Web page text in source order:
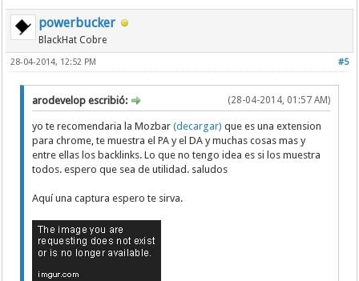
powerbucker
BlackHat Cobre
#5
28-04-2014, 12:52 PM
(28-04-2014, 01:57 AM)
arodevelop escribió:
yo te recomendaria la Mozbar(decargar) que es una extension
para chrome, te muestra el PA y el DA y muchas cosas mas y
entre ellas los backlinks. Lo que no tengo idea es si los muestra
todos. espero que sea de utilidad. saludos
Aquí una captura espero te sirva.